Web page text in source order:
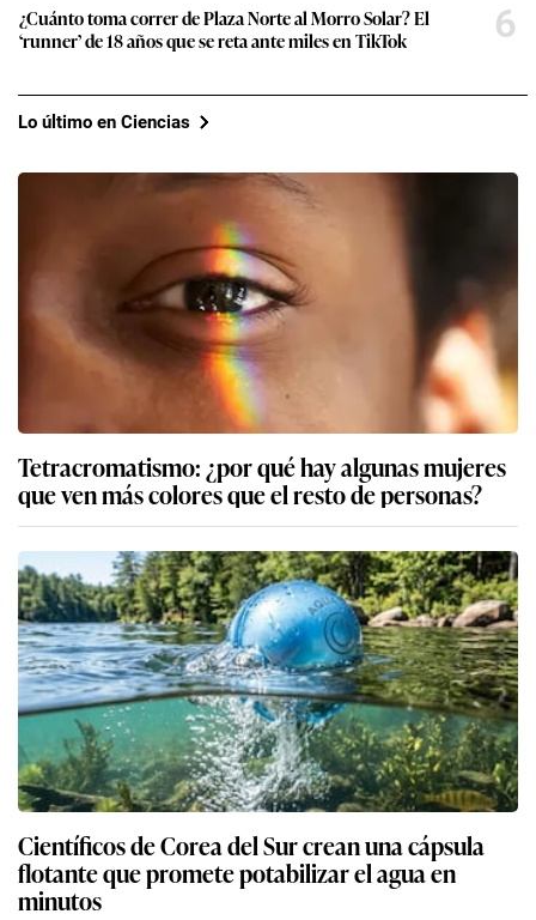
¿Cuánto toma correr de Plaza Norte al Morro Solar? El
‘runner’ de 18 años que se reta ante miles en TikTok
6
Lo último en Ciencias
Tetracromatismo: ¿por qué hay algunas mujeres
que ven más colores que el resto de personas?
Científicos de Corea del Sur crean una cápsula
flotante que promete potabilizar el agua en
minutos